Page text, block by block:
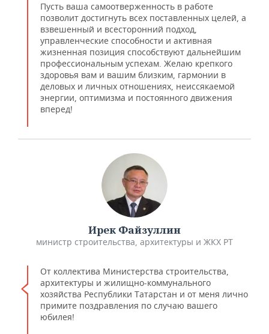
Пусть ваша самоотверженность в работе
позволит достигнуть всех поставленных целей, а
взвешенный и всесторонний подход,
управленческие способности и активная
жизненная позиция способствуют дальнейшим
профессиональным успехам. Желаю крепкого
здоровья вам и вашим близким, гармонии в
деловых и личных отношениях, неиссякаемой
энергии, оптимизма и постоянного движения
вперед!
Ирек Файзуллин
министр строительства, архитектуры и ЖКХ РТ
От коллектива Министерства строительства,
архитектуры и жилищно-коммунального
хозяйства Республики Татарстан и от меня лично
примите поздравления по случаю вашего
юбилея!